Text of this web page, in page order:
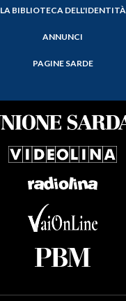
LA BIBLIOTECA DELL'IDENTITÀ
ANNUNCI
PAGINE SARDE